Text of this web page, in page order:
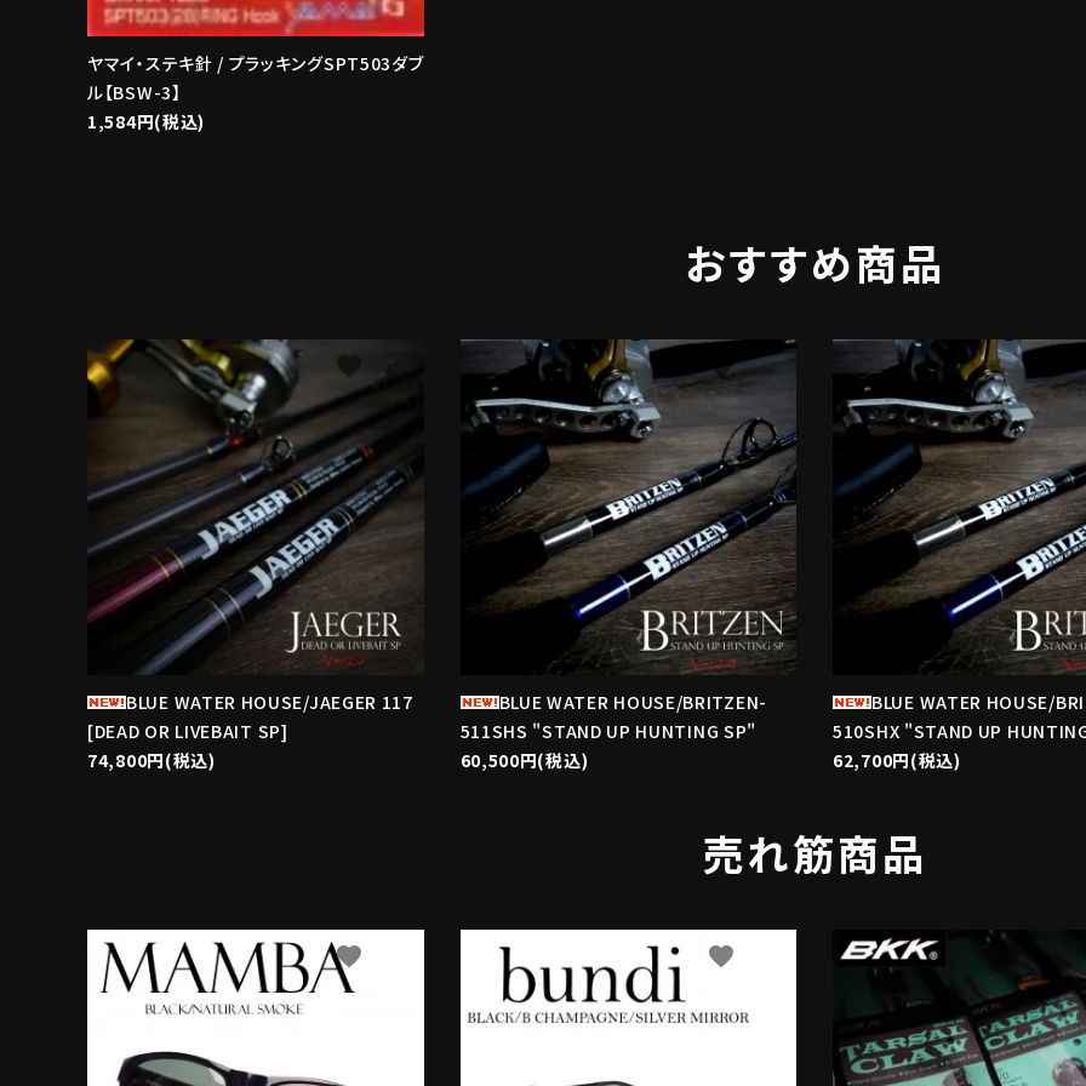
ヤマイ・ステキ針 / プラッキングSPT503ダブ
ル【BSW-3】
1,584円(税込)
おすすめ商品
BLUE WATER HOUSE/JAEGER 117
[DEAD OR LIVEBAIT SP]
74,800円(税込)
favorite
BLUE WATER HOUSE/BRITZEN-
511SHS "STAND UP HUNTING SP"
60,500円(税込)
favorite
BLUE WATER HOUSE/
510SHX "STAND UP
62,700円(税込)
売れ筋商品
favorite favorite